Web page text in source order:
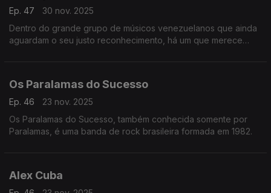
Ep. 47
30 nov. 2025
Dentro do grande grupo de músicos venezuelanos que ainda
aguardam o seu justo reconhecimento, há um que merece
Os Paralamas do Sucesso
Ep. 46
23 nov. 2025
Os Paralamas do Sucesso, também conhecida somente por
Paralamas, é uma banda de rock brasileira formada em 1982.
Alex Cuba